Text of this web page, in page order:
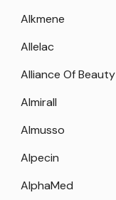
Alkmene
Allelac
Alliance Of Beauty
Almirall
Almusso
Alpecin
AlphaMed